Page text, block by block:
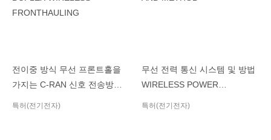
전이중 방식 무선 프론트홀을
가지는 C-RAN 신호 전송방법
특허(전기전자)
무선 전력 통신 시스템 및 방법
WIRELESS POWER
특허(전기전자)